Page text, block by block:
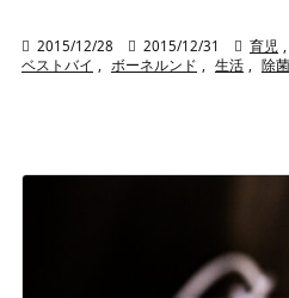
 2015/12/28  2015/12/31  育児 ,
ベストバイ , ボーネルンド , 生活 , 除菌